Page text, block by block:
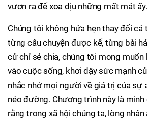
vươn ra để xoa dịu những mất mát ấy.
Chúng tôi không hứa hẹn thay đổi cả
từng câu chuyện được kể, từng bài
cử chỉ sẻ chia, chúng tôi mong muốn
vào cuộc sống, khơi dậy sức mạnh
nhắc nhở mọi người về giá trị của sự
nẻo đường. Chương trình này là
rằng trong xã hội chúng ta, lòng nhân